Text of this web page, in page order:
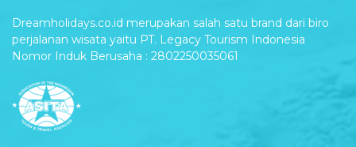
Dreamholidays.co.id merupakan salah satu brand dari biro
perjalanan wisata yaitu PT. Legacy Tourism Indonesia
Nomor Induk Berusaha : 2802250035061